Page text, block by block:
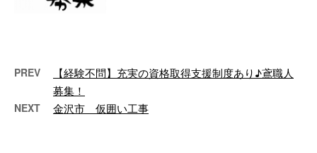
PREV
【経験不問】充実の資格取得支援制度あり♪鳶職人
募集！
NEXT 金沢市 仮囲い工事